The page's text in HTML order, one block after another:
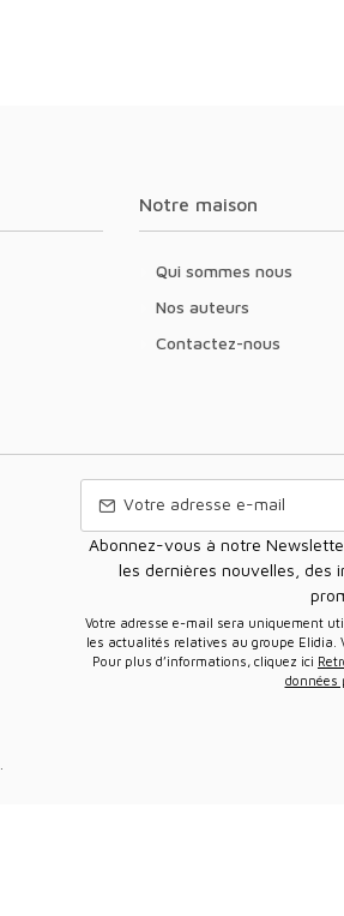
Notre maison
Qui sommes nous
Nos auteurs
Contactez-nous
Abonnez-vous à notre
les dernières nouvelles, des
Votre adresse e-mail sera uniquement utilisée pour vous envoyer des informations sur
les actualités relatives au groupe Elidia.
Pour plus d’informations, cliquez ici
données